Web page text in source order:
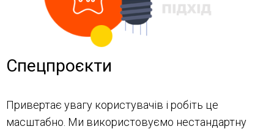
Спецпроєкти
Привертає увагу користувачів і робіть це
масштабно. Ми використовуємо нестандартну